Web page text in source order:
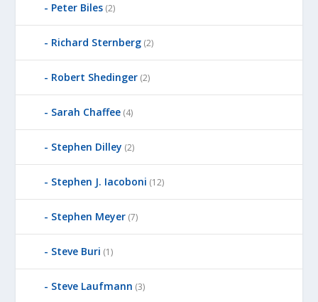
Peter Biles (2)
Richard Sternberg (2)
Robert Shedinger (2)
Sarah Chaffee (4)
Stephen Dilley (2)
Stephen J. Iacoboni (12)
Stephen Meyer (7)
Steve Buri (1)
Steve Laufmann (3)